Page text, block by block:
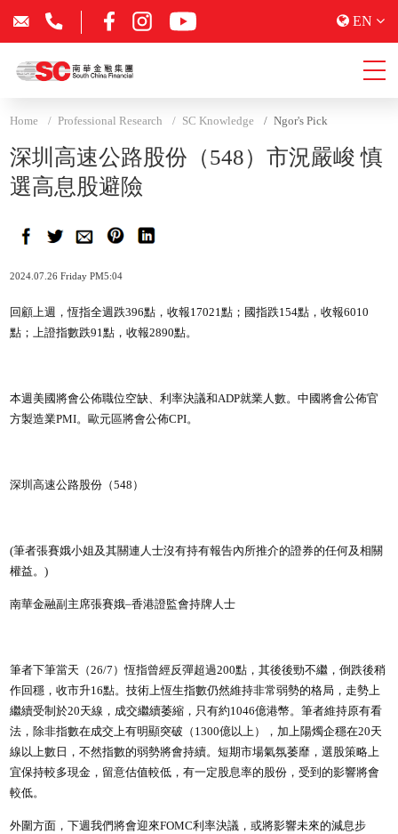
EN
Home Professional Research SC Knowledge Ngor's Pick
深圳高速公路股份（548）市況嚴峻 慎
選高息股避險
2024.07.26 Friday PM5:04
回顧上週，恆指全週跌396點，收報17021點；國指跌154點，收報6010
點；上證指數跌91點，收報2890點。
本週美國將會公佈職位空缺、利率決議和ADP就業人數。中國將會公佈官
方製造業PMI。歐元區將會公佈CPI。
深圳高速公路股份（548）
(筆者張賽娥小姐及其關連人士沒有持有報告內所推介的證券的任何及相關
權益。)
南華金融副主席張賽娥–香港證監會持牌人士
筆者下筆當天（26/7）恆指曾經反彈超過200點，其後後勁不繼，倒跌後稍
作回穩，收市升16點。技術上恆生指數仍然維持非常弱勢的格局，走勢上
繼續受制於20天線，成交繼續萎縮，只有約1046億港幣。筆者維持原有看
法，除非指數在成交上有明顯突破（1300億以上），加上陽燭企穩在20天
線以上數日，不然指數的弱勢將會持續。短期市場氣氛萎靡，選股策略上
宜保持較多現金，留意估值較低，有一定股息率的股份，受到的影響將會
較低。
外圍方面，下週我們將會迎來FOMC利率決議，或將影響未來的減息步